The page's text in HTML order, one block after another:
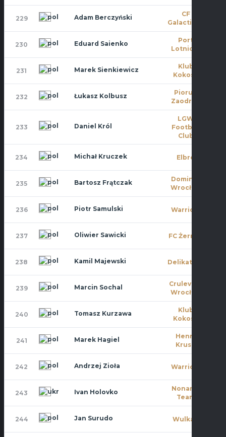
229 Adam Berczyński
CF
Galacticos
230 Eduard Saienko
Port
Lotniczy
231 Marek Sienkiewicz
Klub
Kokosa
232 Łukasz Kolbusz
Piorun
Zaodrze
233 Daniel Król
LGW
Football
Club
234 Michał Kruczek Elbro
235 Bartosz Frątczak
Dominat
Wrocław
236 Piotr Samulski Warriors
237 Oliwier Sawicki FC Żerniki
238 Kamil Majewski Delikatesy
239 Marcin Sochal
Crulevsca
Wrocław
240 Tomasz Kurzawa
Klub
Kokosa
241 Marek Hagiel
Henry
Kruse
242 Andrzej Zioła Warriors
243 Ivan Holovko
Noname
Team
244 Jan Surudo Wulkan